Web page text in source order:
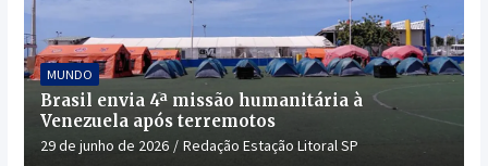
MUNDO
Brasil envia 4ª missão humanitária à
Venezuela após terremotos
29 de junho de 2026 Redação Estação Litoral SP